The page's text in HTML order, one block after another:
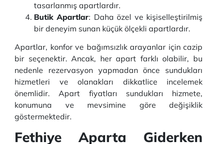
tasarlanmış apartlardır.
Butik Apartlar: Daha özel ve kişiselleştirilmiş
bir deneyim sunan küçük ölçekli apartlardır.
Apartlar, konfor ve bağımsızlık arayanlar için cazip
bir seçenektir. Ancak, her apart farklı olabilir, bu
nedenle rezervasyon yapmadan önce sundukları
hizmetleri ve olanakları dikkatlice incelemek
önemlidir. Apart fiyatları sundukları hizmete,
konumuna ve mevsimine göre değişiklik
göstermektedir.
Fethiye Aparta Giderken